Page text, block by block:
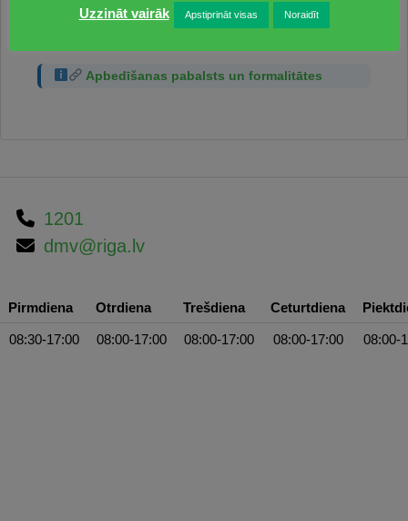
Sīkāk par Kapsētu pārvaldes sniegtajiem
Apbedīšanas pabalsts un formalitātes
1201
dmv@riga.lv
Pirmdiena Otrdiena Trešdiena Ceturtdiena
08:30-17:00 08:00-17:00 08:00-17:00 08:00-17:00 08:00-
Uzzināt vairāk
Apstiprināt visas Noraidīt